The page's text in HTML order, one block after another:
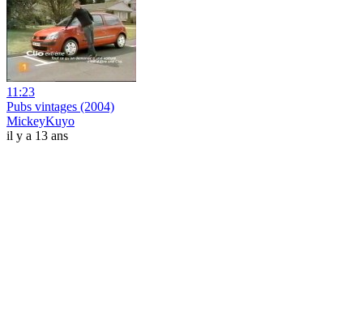
11:23
Pubs vintages (2004)
MickeyKuyo
il y a 13 ans